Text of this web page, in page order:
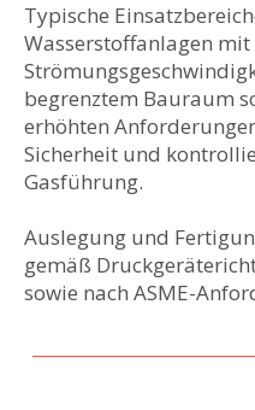
Typische
Wasserstoffanlagen mit
begrenztem Bauraum
erhöhten
Sicherheit und
Gasführung.
Auslegung und
gemäß
sowie nach ASME-